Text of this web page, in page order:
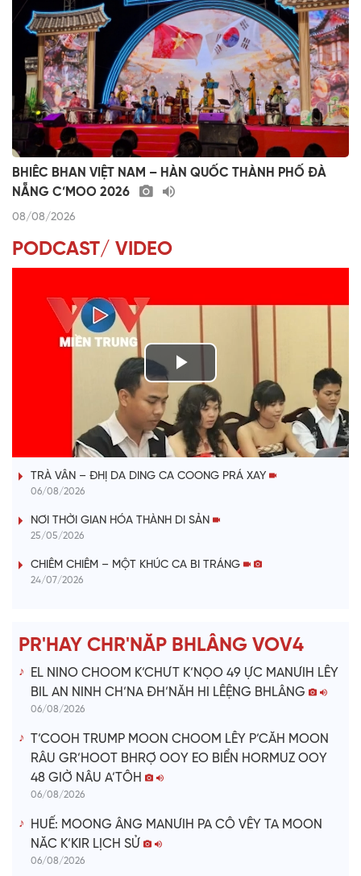
BHIÊC BHAN VIỆT NAM – HÀN QUỐC THÀNH PHỐ ĐÀ
NẴNG C’MOO 2026
08/08/2026
PODCAST/ VIDEO
P
l
a
V
i
e
o
VÀI PHÚT DÀNH CHO QUẢNG BÁ
TRÀ VÂN – ĐHỊ DA DING CA COONG PRÁ XAY
06/08/2026
NƠI THỜI GIAN HÓA THÀNH DI SẢN
25/05/2026
CHIÊM CHIÊM – MỘT KHÚC CA BI TRÁNG
24/07/2026
PR'HAY CHR'NĂP BHLÂNG VOV4
EL NINO CHOOM K’CHƯT K’NỌO 49 ỰC MANƯIH LÊY
BIL AN NINH CH’NA ĐH’NĂH HI LÊỆNG BHLÂNG
06/08/2026
T’COOH TRUMP MOON CHOOM LÊY P’CĂH MOON
RÂU GR’HOOT BHRỢ OOY EO BIỂN HORMUZ OOY
48 GIỜ NÂU A’TÔH
06/08/2026
HUẾ: MOONG ÂNG MANƯIH PA CÔ VÊY TA MOON
NĂC K’KIR LỊCH SỬ
06/08/2026